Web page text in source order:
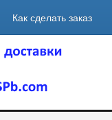
Как сделать заказ